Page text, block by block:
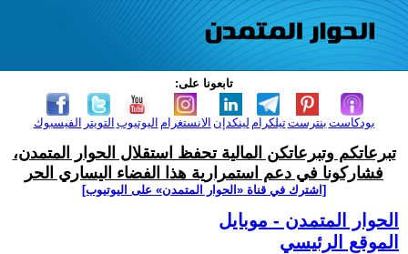
تابعونا على:
الفيسبوك التويتر اليوتيوب الانستغرام لينكدإن تيلكرامبنترست بودكاست
تبرعاتكم وتبرعاتكن المالية تحفظ استقلال الحوار المتمدن،
فشاركونا في دعم استمرارية هذا الفضاء اليساري الحر
[اشترك في قناة ‫«الحوار المتمدن» على اليوتيوب]
الحوار المتمدن - موبايل
الموقع الرئيسي